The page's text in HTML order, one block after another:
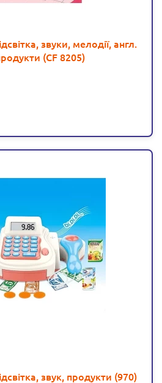
звуки, мелодії, англ.
(CF 8205)
звук, продукти (970)